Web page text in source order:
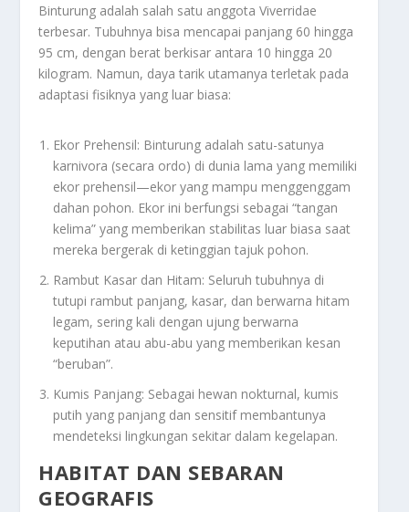
Binturung adalah salah satu anggota Viverridae
terbesar. Tubuhnya bisa mencapai panjang 60 hingga
95 cm, dengan berat berkisar antara 10 hingga 20
kilogram. Namun, daya tarik utamanya terletak pada
adaptasi fisiknya yang luar biasa:
Ekor Prehensil: Binturung adalah satu-satunya
karnivora (secara ordo) di dunia lama yang memiliki
ekor prehensil—ekor yang mampu menggenggam
dahan pohon. Ekor ini berfungsi sebagai “tangan
kelima” yang memberikan stabilitas luar biasa saat
mereka bergerak di ketinggian tajuk pohon.
Rambut Kasar dan Hitam: Seluruh tubuhnya di
tutupi rambut panjang, kasar, dan berwarna hitam
legam, sering kali dengan ujung berwarna
keputihan atau abu-abu yang memberikan kesan
“beruban”.
Kumis Panjang: Sebagai hewan nokturnal, kumis
putih yang panjang dan sensitif membantunya
mendeteksi lingkungan sekitar dalam kegelapan.
HABITAT DAN SEBARAN
GEOGRAFIS